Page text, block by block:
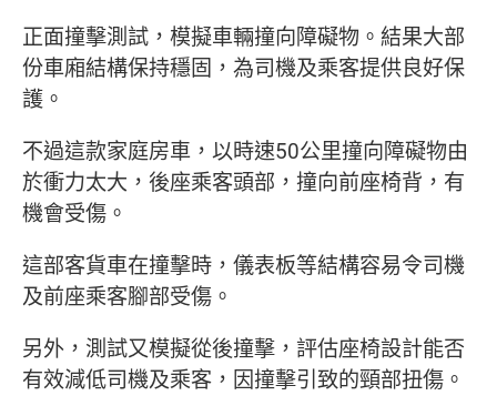
正面撞擊測試，模擬車輛撞向障礙物。結果大部
份車廂結構保持穩固，為司機及乘客提供良好保
護。
不過這款家庭房車，以時速50公里撞向障礙物由
於衝力太大，後座乘客頭部，撞向前座椅背，有
機會受傷。
這部客貨車在撞擊時，儀表板等結構容易令司機
及前座乘客腳部受傷。
另外，測試又模擬從後撞擊，評估座椅設計能否
有效減低司機及乘客，因撞擊引致的頸部扭傷。